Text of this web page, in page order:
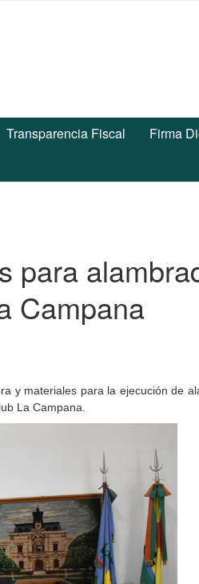
Transparencia Fiscal Firma
para
Campana
y materiales para la ejecución de
La Campana.